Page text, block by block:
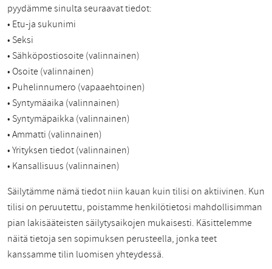
pyydämme sinulta seuraavat tiedot:
• Etu-ja sukunimi
• Seksi
• Sähköpostiosoite (valinnainen)
• Osoite (valinnainen)
• Puhelinnumero (vapaaehtoinen)
• Syntymäaika (valinnainen)
• Syntymäpaikka (valinnainen)
• Ammatti (valinnainen)
• Yrityksen tiedot (valinnainen)
• Kansallisuus (valinnainen)
Säilytämme nämä tiedot niin kauan kuin tilisi on aktiivinen. Kun
tilisi on peruutettu, poistamme henkilötietosi mahdollisimman
pian lakisääteisten säilytysaikojen mukaisesti. Käsittelemme
näitä tietoja sen sopimuksen perusteella, jonka teet
kanssamme tilin luomisen yhteydessä.